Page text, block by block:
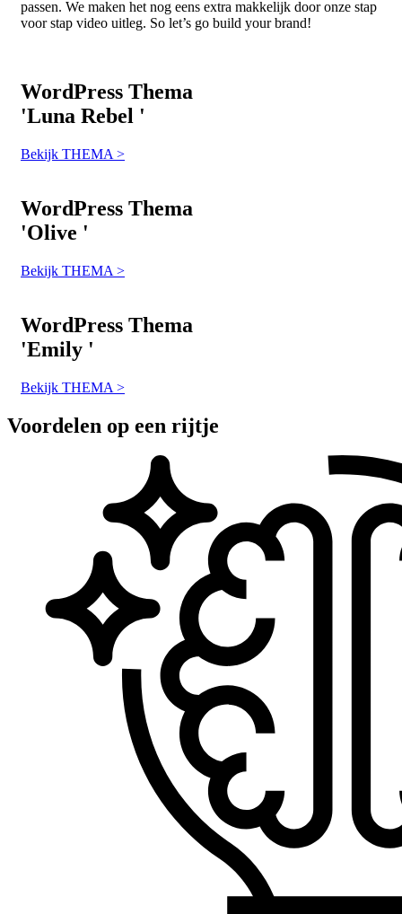
passen. We maken het nog eens extra makkelijk door onze stap
voor stap video uitleg. So let’s go build your brand!
WordPress Thema
'Luna Rebel '
Bekijk THEMA >
WordPress Thema
'Olive '
Bekijk THEMA >
WordPress Thema
'Emily '
Bekijk THEMA >
Voordelen op een rijtje